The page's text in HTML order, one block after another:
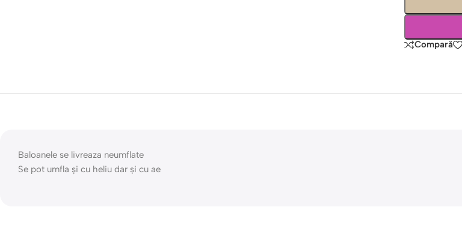
Compară
Baloanele se livreaza neumflate
Se pot umfla și cu heliu dar și cu ae